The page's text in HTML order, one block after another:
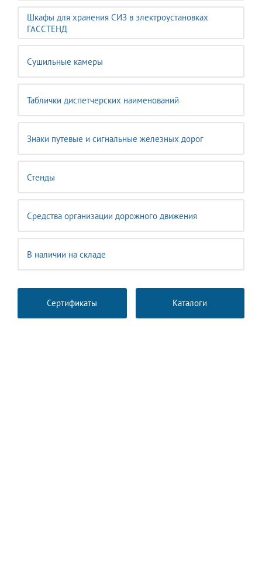
Шкафы для хранения СИЗ в электроустановках
ГАССТЕНД
Сушильные камеры
Таблички диспетчерских наименований
Знаки путевые и сигнальные железных дорог
Стенды
Средства организации дорожного движения
В наличии на складе
Сертификаты Каталоги